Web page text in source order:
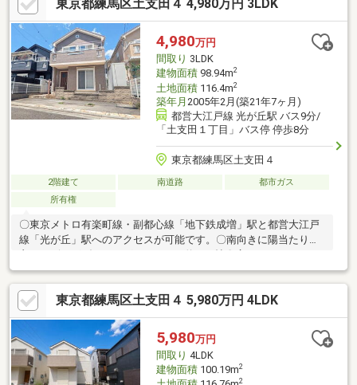
東京都練馬区土支田４ 4,980万円 3LDK
4,980万円
間取り 3LDK
建物面積98.94m2
土地面積116.4m2
築年月 2005年2月(築21年7ヶ月)
都営大江戸線 光が丘駅 バス9分/
「土支田１丁目」バス停 停歩8分
東京都練馬区土支田４
2階建て 南道路
都市ガス
所有権
〇東京メトロ有楽町線・副都心線「地下鉄成増」駅と都営大江戸
線「光が丘」駅へのアクセスが可能です。〇南向きに陽当たりの
ンスペースは家族の会話が楽しめるカウンタータイプ〇1616タイ
プ浴室は窓がありのんびりバスタイムを楽しめます〇2階は小屋裏
収納含め、各居室の収納が広く便利な仕様～ライフインフォメー
ション～・八坂小学校 約659ｍ 徒歩8分・八坂中学校 約635
ｍ 徒歩8分・大和すみれ幼稚園 約730ｍ 徒歩9分・ライフ土
支田店 約1000m 徒歩12分・極楽湯和光店 約750ｍ 徒歩9分
東京都練馬区土支田４ 5,980万円 4LDK
5,980万円
間取り 4LDK
建物面積100.19m2
2